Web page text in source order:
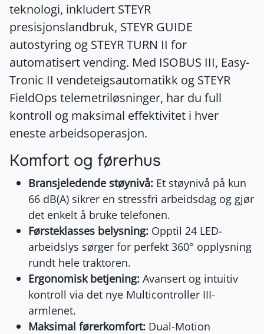
teknologi, inkludert STEYR
presisjonslandbruk, STEYR GUIDE
autostyring og STEYR TURN II for
automatisert vending. Med ISOBUS III, Easy-
Tronic II vendeteigsautomatikk og STEYR
FieldOps telemetriløsninger, har du full
kontroll og maksimal effektivitet i hver
eneste arbeidsoperasjon.
Komfort og førerhus
Bransjeledende støynivå: Et støynivå på kun
66 dB(A) sikrer en stressfri arbeidsdag og gjør
det enkelt å bruke telefonen.
Førsteklasses belysning: Opptil 24 LED-
arbeidslys sørger for perfekt 360° opplysning
rundt hele traktoren.
Ergonomisk betjening: Avansert og intuitiv
kontroll via det nye Multicontroller III-
armlenet.
Maksimal førerkomfort: Dual-Motion